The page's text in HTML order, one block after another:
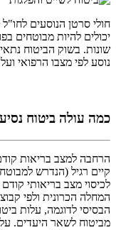
חולי סרטן הנוסעים
יכולים להיות מבוטחים
שונות. בשוק הביטוח
נוסע לפי מצבו הרפואי
כמה עולה ביטוח
הרחבה למצב בריאות
קיים רגיל (הנדרש
לכיסוי מצב בריאותי
המחלה הכרונית ולפי
הבסיסי לדוגמה, עלות
מביטוח לשאר היעדים.